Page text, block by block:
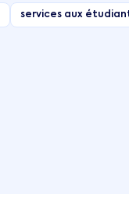
services aux